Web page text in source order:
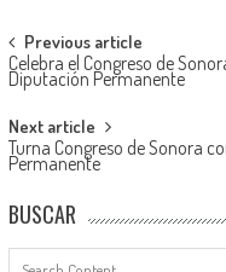
Post
navigation
Previous article
Celebra el Congreso de
Diputación Permanente
Next article
Turna Congreso de Sonora
Permanente
BUSCAR